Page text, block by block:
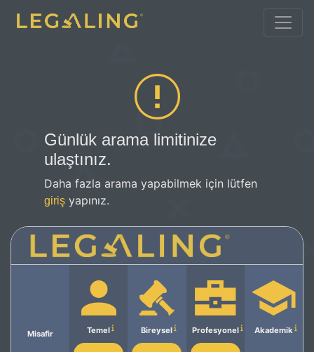
Günlük arama limitinize
ulaştınız.
Daha fazla arama yapabilmek için lütfen
giriş yapınız.
Misafir Temel Bireysel Profesyonel Akademik